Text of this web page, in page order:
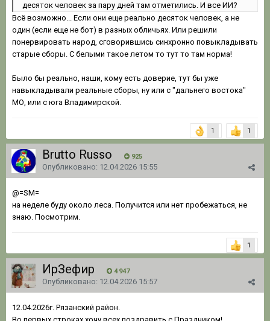
десяток человек за пару дней там отметились. И все ИИ?
Всё возможно... Если они еще реально десяток человек, а не
один (если еще не бот) в разных обличьях. Или решили
понервировать народ, сговорившись синхронно повыкладывать
старые сборы. С белыми такое летом то тут то там норма!
Было бы реально, наши, кому есть доверие, тут бы уже
навыкладывали реальные сборы, ну или с "дальнего востока"
МО, или с юга Владимирской.
1 1
Brutto Russo 925
Опубликовано: 12.04.2026 15:55
@=SM=
на неделе буду около леса. Получится или нет пробежаться, не
знаю. Посмотрим.
1
ИрЗефир 4 947
Опубликовано: 12.04.2026 15:57
12.04.2026г. Рязанский район.